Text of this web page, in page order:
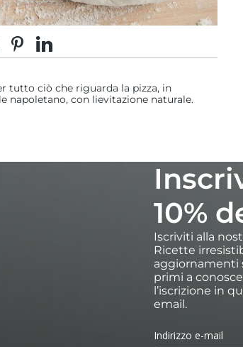
non si attacchi, quindi
secondi con il palino, fino a
su Facebook
su X
Fai pin su Pinterest
Condividi su LinkedIn
tutto ciò che riguarda la pizza, in
napoletano, con lievitazione naturale.
10%
Iscriviti alla
Ricette
aggiornamenti
primi a
l’iscrizione in
email.